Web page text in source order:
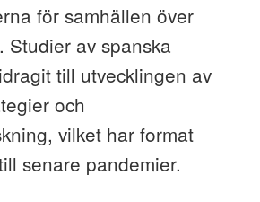
för samhällen över
Studier av spanska
till utvecklingen av
och
vilket har format
senare pandemier.